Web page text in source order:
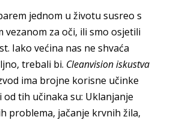
jednom u životu susreo s
vezanom za oči, ili smo osjetili
Iako većina nas ne shvaća
trebali bi. Cleanvision iskustva
ima brojne korisne učinke
od tih učinaka su: Uklanjanje
problema, jačanje krvnih žila,